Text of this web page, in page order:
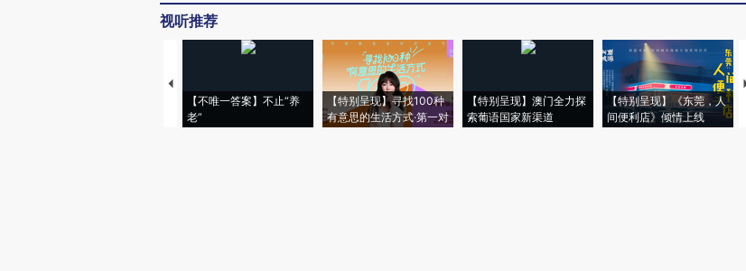
视听推荐
【不唯一答案】不止“养
老”
【特别呈现】寻找100种
有意思的生活方式·第一对
【特别呈现】澳门全力探
索葡语国家新渠道
【特别呈现】《东莞，人
间便利店》倾情上线